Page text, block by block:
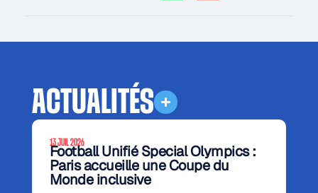
ACTUALITÉS
13 JUIL 2026
Football Unifié Special Olympics :
Paris accueille une Coupe du
Monde inclusive